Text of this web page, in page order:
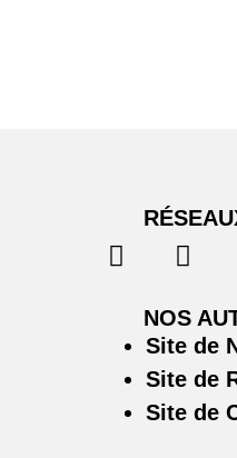
NOS
Site de
Site de
Site de